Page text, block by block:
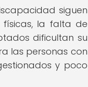
siguen
físicas, la falta de
dificultan su
las personas con
y poco